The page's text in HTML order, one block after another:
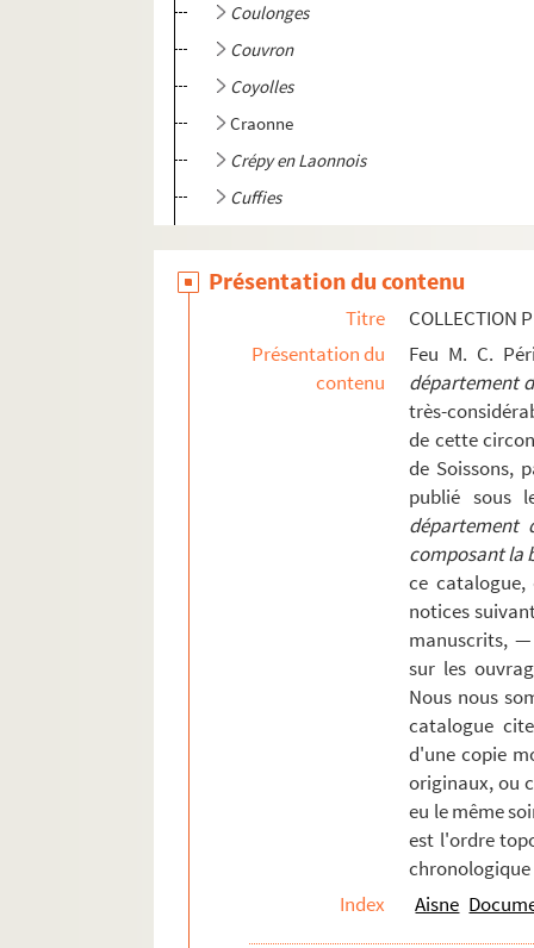
Coulonges
Couvron
Coyolles
Craonne
Crépy en Laonnois
Cuffies
Dercy
Dommiers
Présentation du contenu
Titre
COLLECTION
Présentation du
contenu
Feu M. C.
département
très-
de cette
de Soissons,
publié sous
département
composant la
ce
notices
manuscrits, —
sur les
Nous nous
catalogue
d'une copie
originaux, ou
eu le même
est l'ordre
chronologique
Index
Aisne